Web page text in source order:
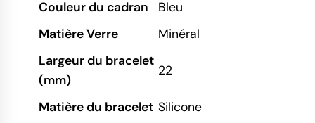
Couleur du cadran
Bleu
Matière Verre
Minéral
Largeur du bracelet
(mm)
22
Matière du bracelet Silicone